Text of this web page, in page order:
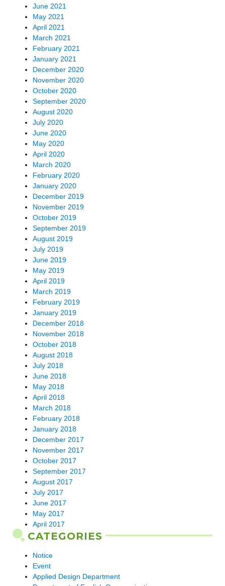
June 2021
May 2021
April 2021
March 2021
February 2021
January 2021
December 2020
November 2020
October 2020
September 2020
August 2020
July 2020
June 2020
May 2020
April 2020
March 2020
February 2020
January 2020
December 2019
November 2019
October 2019
September 2019
August 2019
July 2019
June 2019
May 2019
April 2019
March 2019
February 2019
January 2019
December 2018
November 2018
October 2018
August 2018
July 2018
June 2018
May 2018
April 2018
March 2018
February 2018
January 2018
December 2017
November 2017
October 2017
September 2017
August 2017
July 2017
June 2017
May 2017
April 2017
CATEGORIES
Notice
Event
Applied Design Department